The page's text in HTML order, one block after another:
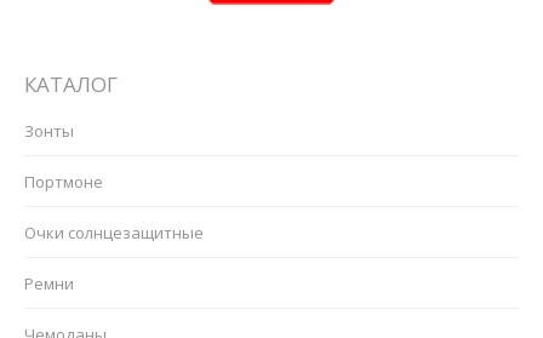
КАТАЛОГ
Зонты
Портмоне
Очки солнцезащитные
Ремни